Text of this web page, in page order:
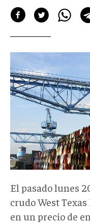
El pasado lunes
crudo West
en un precio de